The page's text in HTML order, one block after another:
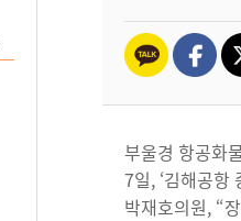
부울경 항공화
7일, ‘김해공항
박재호의원, “